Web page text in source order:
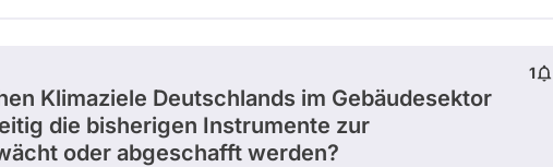
1
Klimaziele Deutschlands im Gebäudesektor
die bisherigen Instrumente zur
oder abgeschafft werden?